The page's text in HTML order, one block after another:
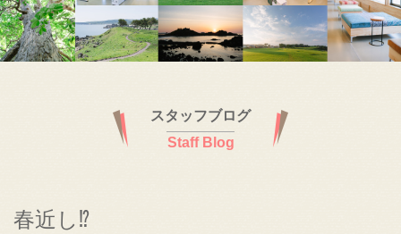
スタッフブログ
Staff Blog
春近し⁉